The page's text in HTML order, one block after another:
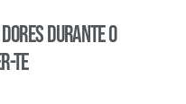
dores durante o
te